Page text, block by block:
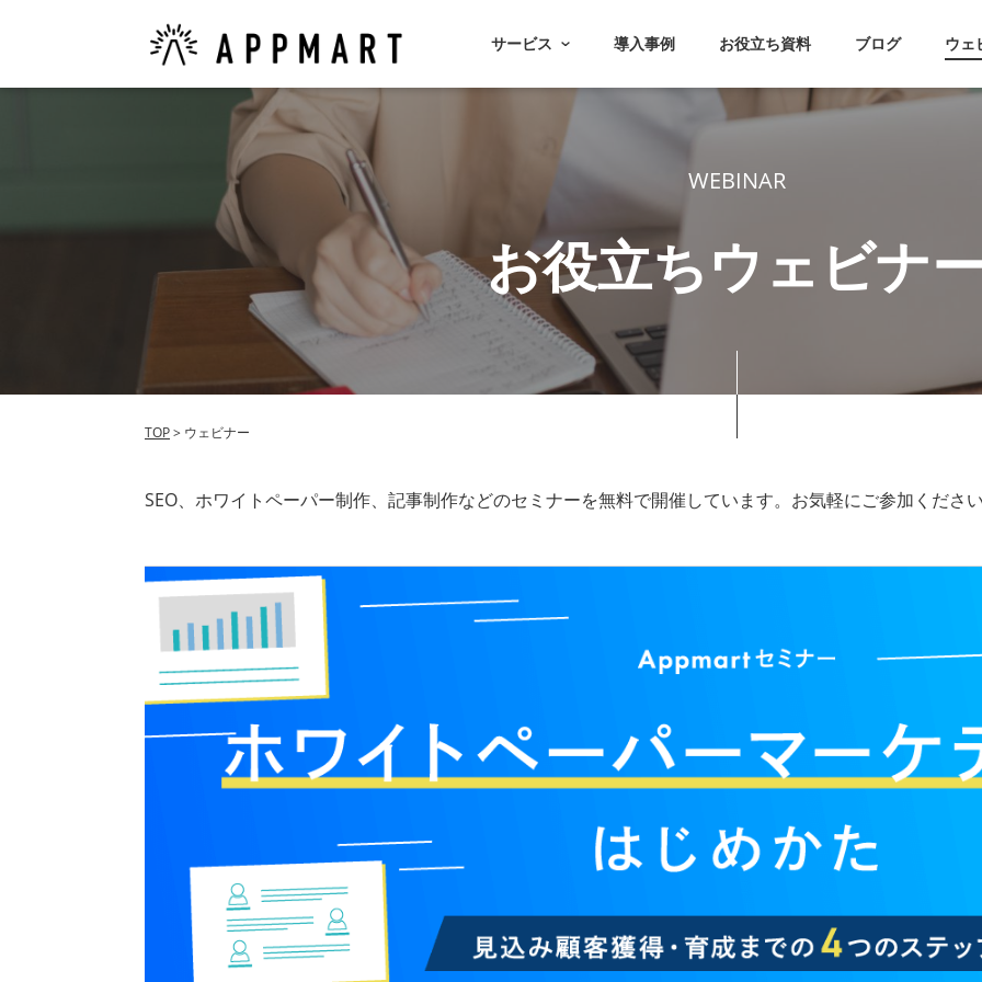
サービス 導入事例 お役立ち資料 ブログ ウェ
WEBINAR
お役立ちウェビナ
TOP> ウェビナー
SEO、ホワイトペーパー制作、記事制作などのセミナーを無料で開催しています。お気軽にご参加くださ